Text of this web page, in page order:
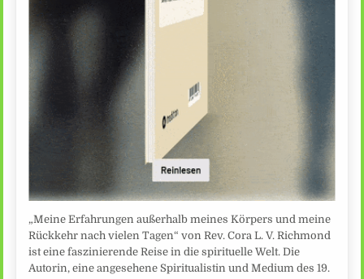
„Meine Erfahrungen außerhalb meines Körpers und meine
Rückkehr nach vielen Tagen“ von Rev. Cora L. V. Richmond
ist eine faszinierende Reise in die spirituelle Welt. Die
Autorin, eine angesehene Spiritualistin und Medium des 19.